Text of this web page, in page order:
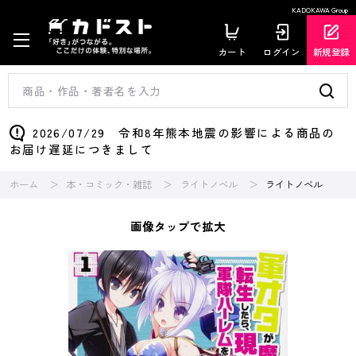
KADOKAWA Group
カート ログイン 新規登録
2026/07/29 令和8年熊本地震の影響による商品の
お届け遅延につきまして
ホーム 本・コミック・雑誌 ライトノベル ライトノベル
画像タップで拡大